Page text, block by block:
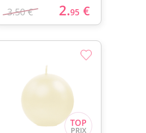
3.50 € 2.95 €